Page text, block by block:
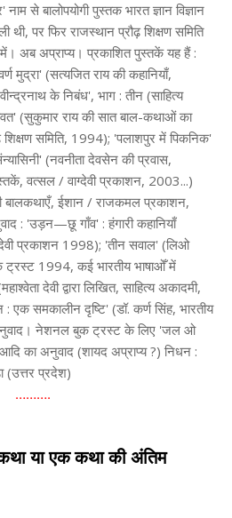
से बालोपयोगी पुस्तक भारत ज्ञान विज्ञान
थी, पर फिर राजस्थान प्रौढ़ शिक्षण समिति
अब अप्राप्य। प्रकाशित पुस्तकें यह हैं :
मुद्रा' (सत्यजित राय की कहानियाँ,
के निबंध', भाग : तीन (साहित्य
(सुकुमार राय की सात बाल-कथाओं का
समिति, 1994); 'पलाशपुर में पिकनिक'
(नवनीता देवसेन की प्रवास,
वत्सल / वाग्देवी प्रकाशन, 2003...)
बालकथाएँ, ईशान / राजकमल प्रकाशन,
: 'उड़न—छू गाँव' : हंगारी कहानियाँ
प्रकाशन 1998); 'तीन सवाल' (लिओ
ट्रस्ट 1994, कई भारतीय भाषाओँ में
देवी द्वारा लिखित, साहित्य अकादमी,
एक समकालीन दृष्टि' (डॉ. कर्ण सिंह, भारतीय
नेशनल बुक ट्रस्ट के लिए 'जल ओ
का अनुवाद (शायद अप्राप्य ?) निधन :
(उत्तर प्रदेश)
……….
या एक कथा की अंतिम